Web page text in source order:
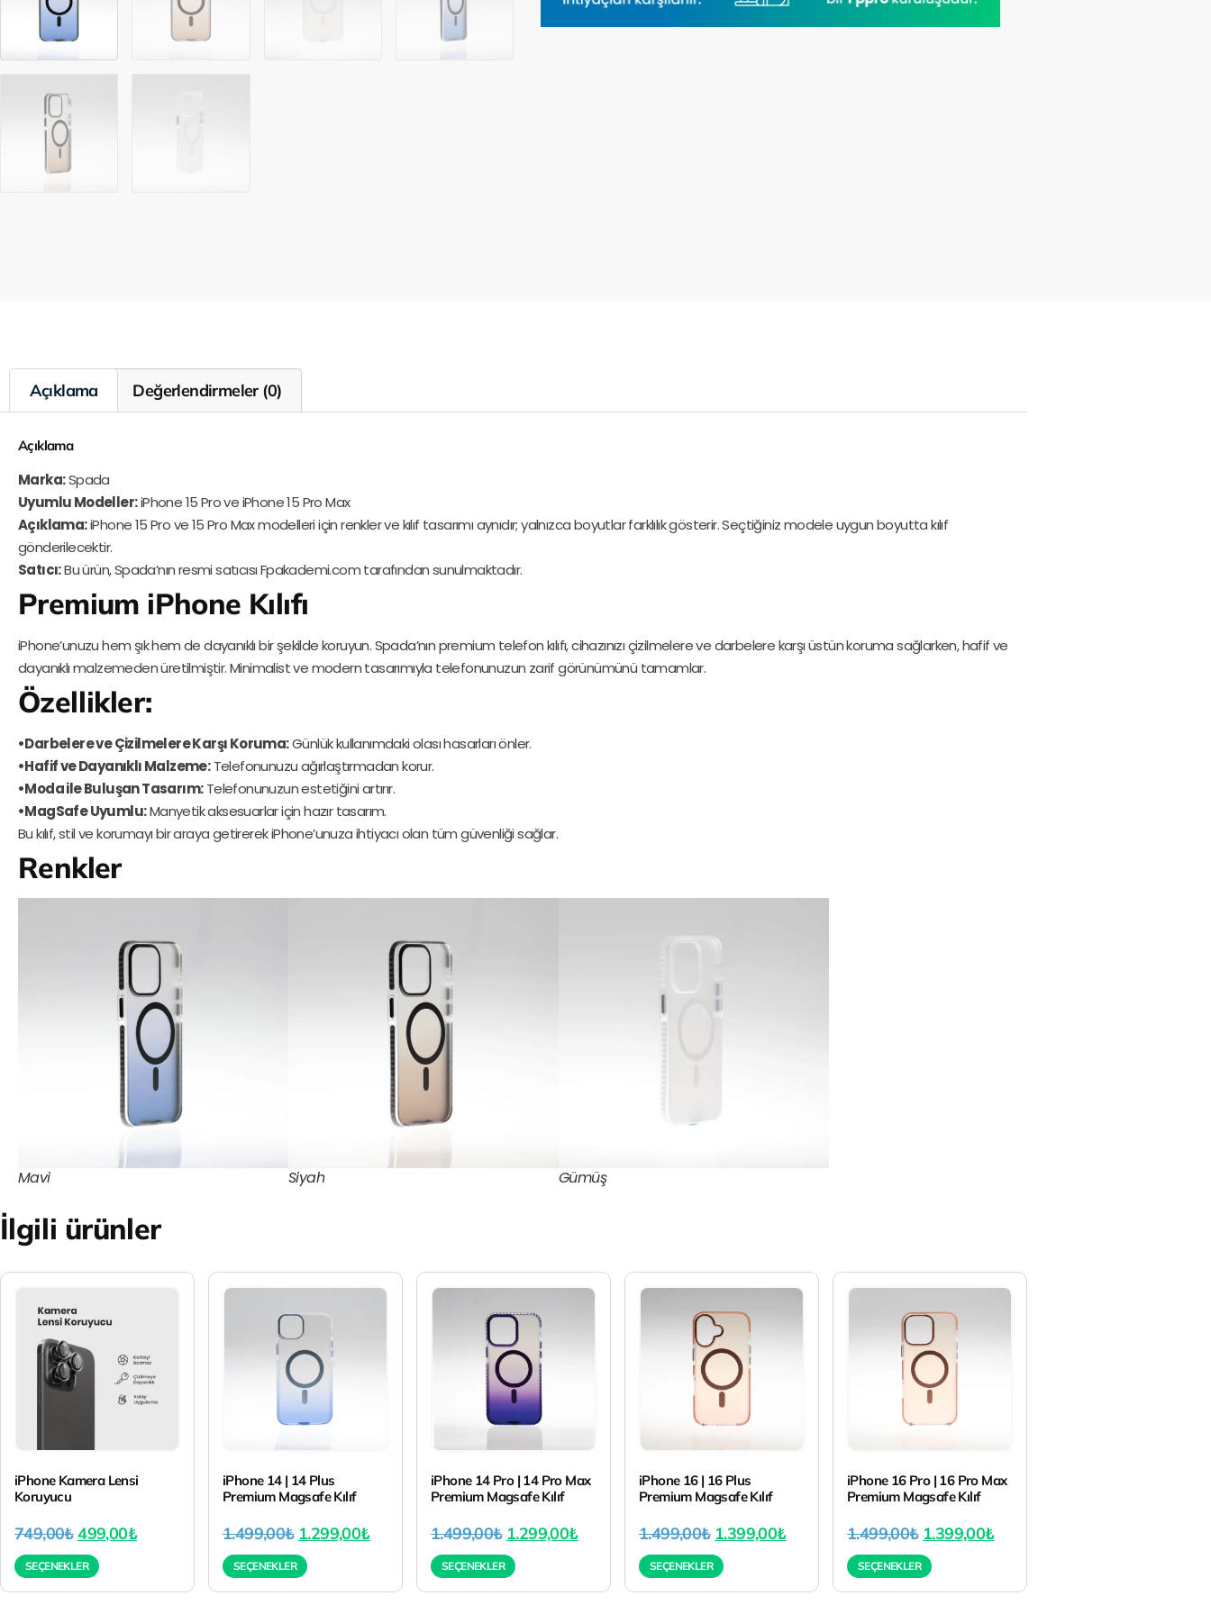
Açıklama Değerlendirmeler (0)
Açıklama
Marka:Spada
Uyumlu Modeller:iPhone 15 Pro ve iPhone 15 Pro Max
Açıklama:iPhone 15 Pro ve 15 Pro Max modelleri için renkler ve kılıf tasarımı aynıdır; yalnızca boyutlar farklılık gösterir. Seçtiğiniz modele uygun boyutta kılıf
gönderilecektir.
Satıcı:Bu ürün, Spada’nın resmi satıcısı Fpakademi.com tarafından sunulmaktadır.
Premium iPhone Kılıfı
iPhone’unuzu hem şık hem de dayanıklı bir şekilde koruyun. Spada’nın premium telefon kılıfı, cihazınızı çizilmelere ve darbelere karşı üstün koruma sağlarken, hafif ve
dayanıklı malzemeden üretilmiştir. Minimalist ve modern tasarımıyla telefonunuzun zarif görünümünü tamamlar.
Özellikler:
•Darbelere ve Çizilmelere Karşı Koruma:Günlük kullanımdaki olası hasarları önler.
•Hafif ve Dayanıklı Malzeme:Telefonunuzu ağırlaştırmadan korur.
•Moda ile Buluşan Tasarım:Telefonunuzun estetiğini artırır.
•MagSafe Uyumlu:Manyetik aksesuarlar için hazır tasarım.
Bu kılıf, stil ve korumayı bir araya getirerek iPhone’unuza ihtiyacı olan tüm güvenliği sağlar.
Renkler
Mavi Siyah Gümüş
İlgili ürünler
iPhone Kamera Lensi
Koruyucu
749,00₺499,00₺
SEÇENEKLER
iPhone 14 | 14 Plus
Premium Magsafe Kılıf
1.499,00₺ 1.299,00₺
SEÇENEKLER
iPhone 14 Pro | 14 Pro Max
Premium Magsafe Kılıf
1.499,00₺ 1.299,00₺
SEÇENEKLER
iPhone 16 | 16 Plus
Premium Magsafe Kılıf
1.499,00₺ 1.399,00₺
SEÇENEKLER
iPhone 16 Pro | 16 Pro Max
Premium Magsafe Kılıf
1.499,00₺ 1.399,00₺
SEÇENEKLER